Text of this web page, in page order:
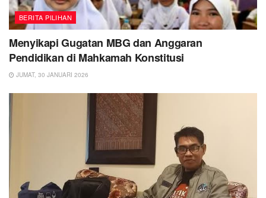
BERITA PILIHAN
Menyikapi Gugatan MBG dan Anggaran
Pendidikan di Mahkamah Konstitusi
JUMAT, 30 JANUARI 2026